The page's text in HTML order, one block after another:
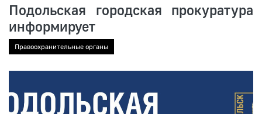
Подольская городская прокуратура
информирует
Правоохранительные органы